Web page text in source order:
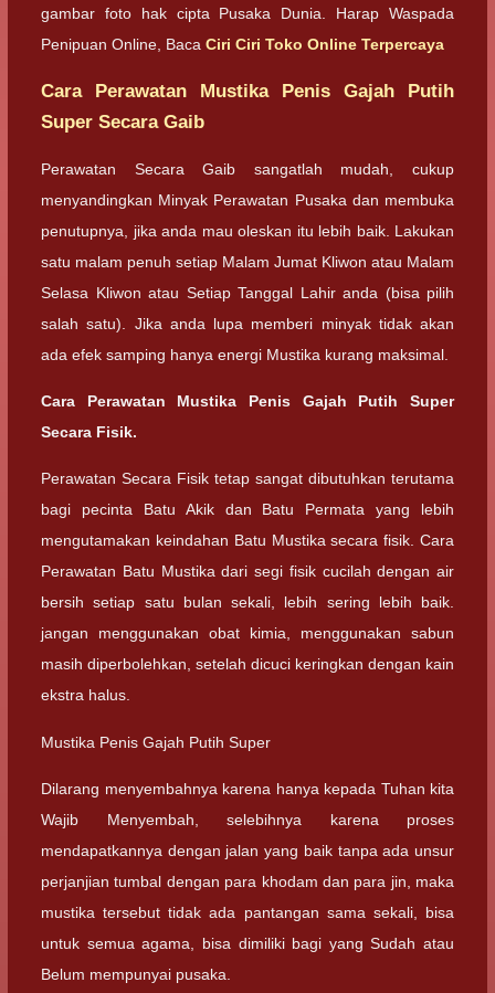
gambar foto hak cipta Pusaka Dunia. Harap Waspada
Penipuan Online, Baca Ciri Ciri Toko Online Terpercaya
Cara Perawatan Mustika Penis Gajah Putih
Super Secara Gaib
Perawatan Secara Gaib sangatlah mudah, cukup
menyandingkan Minyak Perawatan Pusaka dan membuka
penutupnya, jika anda mau oleskan itu lebih baik. Lakukan
satu malam penuh setiap Malam Jumat Kliwon atau Malam
Selasa Kliwon atau Setiap Tanggal Lahir anda (bisa pilih
salah satu). Jika anda lupa memberi minyak tidak akan
ada efek samping hanya energi Mustika kurang maksimal.
Cara Perawatan Mustika Penis Gajah Putih Super
Secara Fisik.
Perawatan Secara Fisik tetap sangat dibutuhkan terutama
bagi pecinta Batu Akik dan Batu Permata yang lebih
mengutamakan keindahan Batu Mustika secara fisik. Cara
Perawatan Batu Mustika dari segi fisik cucilah dengan air
bersih setiap satu bulan sekali, lebih sering lebih baik.
jangan menggunakan obat kimia, menggunakan sabun
masih diperbolehkan, setelah dicuci keringkan dengan kain
ekstra halus.
Mustika Penis Gajah Putih Super
Dilarang menyembahnya karena hanya kepada Tuhan kita
Wajib Menyembah, selebihnya karena proses
mendapatkannya dengan jalan yang baik tanpa ada unsur
perjanjian tumbal dengan para khodam dan para jin, maka
mustika tersebut tidak ada pantangan sama sekali, bisa
untuk semua agama, bisa dimiliki bagi yang Sudah atau
Belum mempunyai pusaka.